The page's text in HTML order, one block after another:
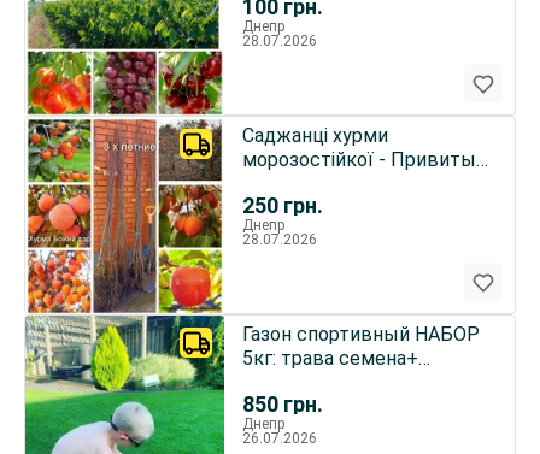
100 грн.
розница.
Днепр
28.07.2026
250 грн.
Саджанці хурми
морозостійкої - Привитые
сорта
Днепр
28.07.2026
850 грн.
Газон спортивный НАБОР
5кг: трава семена+
легко
Днепр
26.07.2026